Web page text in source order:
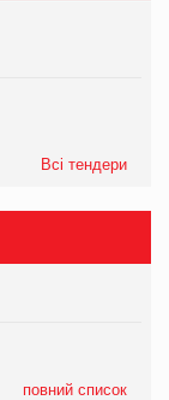
Всі тендери
повний список